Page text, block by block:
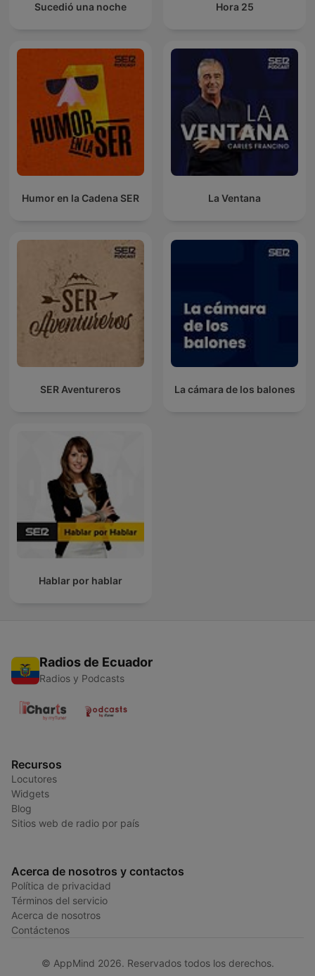
Sucedió una noche Hora 25
Humor en la Cadena SER La Ventana
SER Aventureros La cámara de los balones
Hablar por hablar
Radios de Ecuador
Radios y Podcasts
Recursos
Locutores
Widgets
Blog
Sitios web de radio por país
Acerca de nosotros y contactos
Política de privacidad
Términos del servicio
Acerca de nosotros
Contáctenos
© AppMind 2026. Reservados todos los derechos.